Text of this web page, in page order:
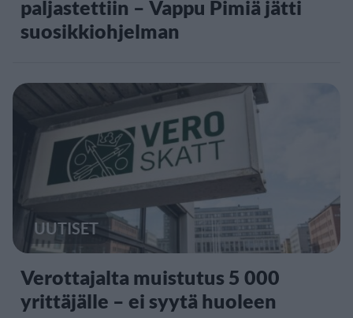
paljastettiin – Vappu Pimiä jätti
suosikkiohjelman
UUTISET
Verottajalta muistutus 5 000
yrittäjälle – ei syytä huoleen